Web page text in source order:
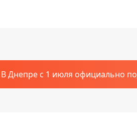
В Днепре с 1 июля официально